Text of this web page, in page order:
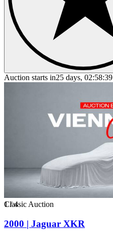
Auction starts in25 days, 02:58:39
1/4
Classic Auction
2000 | Jaguar XKR